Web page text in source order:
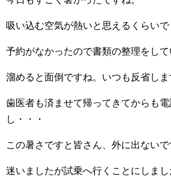
吸い込む空気が熱いと思えるくらいで
予約がなかったので書類の整理をして
溜めると面倒ですね。いつも反省しま
歯医者も済ませて帰ってきてからも
し・・・
この暑さですと皆さん、外に出ないで
迷いましたが試乗へ行くことにしまし